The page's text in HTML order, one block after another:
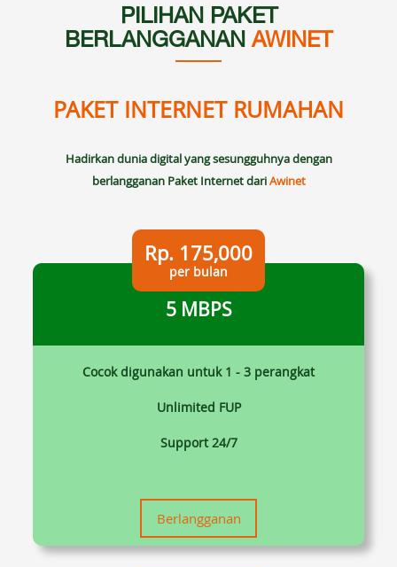
PILIHAN PAKET
BERLANGGANANAWINET
PAKET INTERNET RUMAHAN
Hadirkan dunia digital yang sesungguhnya dengan
berlangganan Paket Internet dariAwinet
Rp. 175,000
per bulan
5 MBPS
Cocok digunakan untuk 1 - 3 perangkat
Unlimited FUP
Support 24/7
Berlangganan